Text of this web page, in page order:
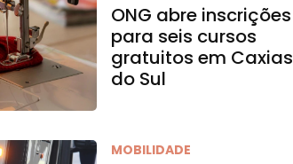
ONG abre inscrições
para seis cursos
gratuitos em Caxias
do Sul
MOBILIDADE